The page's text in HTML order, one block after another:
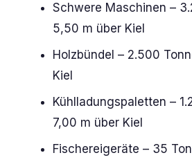
Schwere Maschinen –
5,50 m über Kiel
Holzbündel – 2.500
Kiel
Kühlladungspaletten –
7,00 m über Kiel
Fischereigeräte – 35